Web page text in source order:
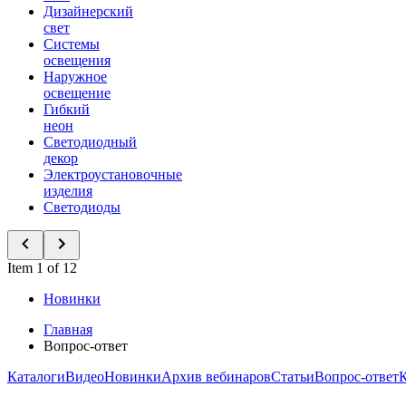
Дизайнерский
свет
Системы
освещения
Наружное
освещение
Гибкий
неон
Светодиодный
декор
Электроустановочные
изделия
Светодиоды
Item 1 of 12
Новинки
Главная
Вопрос-ответ
КаталогиВидеоНовинкиАрхив вебинаровСтатьиВопрос-ответ